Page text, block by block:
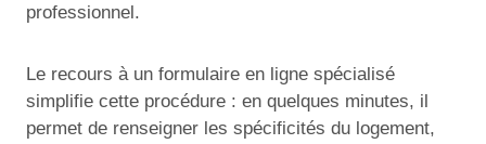
professionnel.
Le recours à un formulaire en ligne spécialisé
simplifie cette procédure : en quelques minutes, il
permet de renseigner les spécificités du logement,